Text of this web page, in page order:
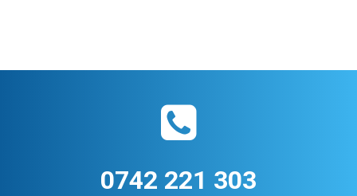
0742 221 303